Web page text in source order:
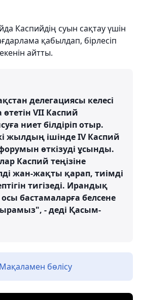
Каспийдің суын сақтау үшін
қабылдап, бірлесіп
айтты.
делегациясы келесі
VII Каспий
ниет білдіріп отыр.
жылдың ішінде IV Каспий
өткізуді ұсынды.
Каспий теңізіне
жан-жақты қарап, тиімді
тигізеді. Ирандық
осы бастамаларға белсене
- деді Қасым-
Мақаламен бөлісу